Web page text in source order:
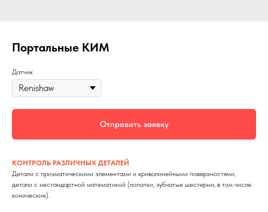
Портальные КИМ
Датчик
Отправить заявку
КОНТРОЛЬ РАЗЛИЧНЫХ ДЕТАЛЕЙ
Детали с призматическими элементами и криволинейными поверхностями,
детали с нестандартной математикой (лопатки, зубчатые шестерни, в том числе
конические).